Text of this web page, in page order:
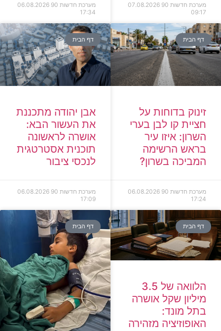
מערכת חדשות 90
07.08.2026
09:17
מערכת חדשות 90
06.08.2026
17:34
דף הבית
זינוק בדוחות על
חציית קו לבן בערי
השרון: איזו עיר
בראש הרשימה
המביכה בשרון?
מערכת חדשות 90
06.08.2026
17:24
דף הבית
אבן יהודה מתכננת
את העשור הבא:
אושרה לראשונה
תוכנית אסטרטגית
לנכסי ציבור
מערכת חדשות 90
06.08.2026
17:09
דף הבית
הלוואה של 3.5
מיליון שקל אושרה
בתל מונד:
האופוזיציה מזהירה
דף הבית